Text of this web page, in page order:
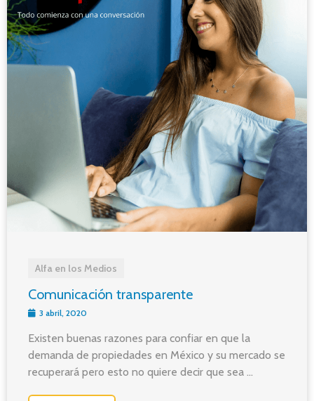
Alfa en los Medios
Comunicación transparente
3 abril, 2020
Existen buenas razones para confiar en que la
demanda de propiedades en México y su mercado se
recuperará pero esto no quiere decir que sea ...